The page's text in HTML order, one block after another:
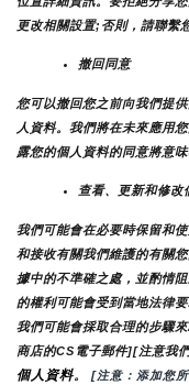
更改相關設置;否則，請聯繫
撤回同意
您可以撤回您之前向我們提
人資料。我們將在未來應用
露您的個人資料的同意將意
查看、更新和修改
我們可能會在必要時保留和
和接收有關我們維護的有關
據中的不準確之處，並酌情
的權利可能會受到當地法律
我們可能會採取合理的步驟
商店的CS電子郵件][注意我
個人資料。
[注意：添加您